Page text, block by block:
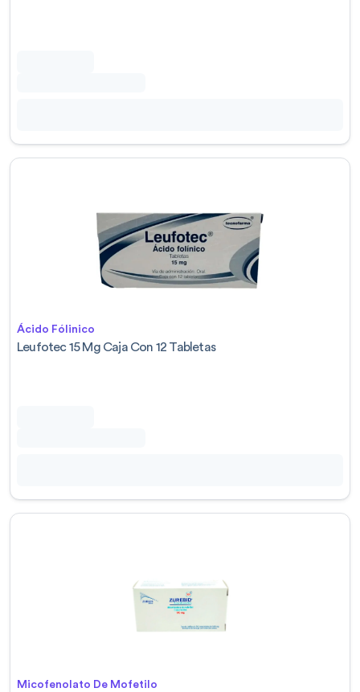
Ácido Fólinico
Leufotec 15 Mg Caja Con 12 Tabletas
Micofenolato De Mofetilo